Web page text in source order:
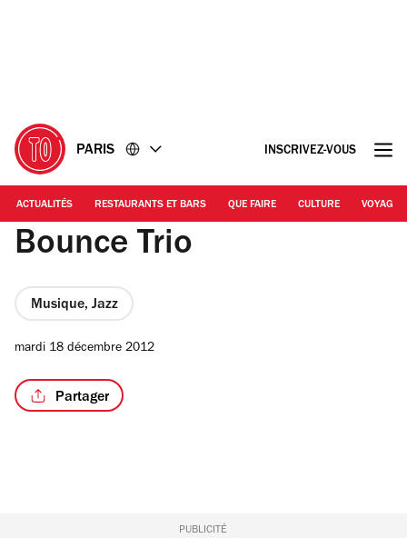
PARIS INSCRIVEZ-VOUS
ACTUALITÉS RESTAURANTS ET BARS QUE FAIRE CULTURE VOYAGE
Bounce Trio
Musique, Jazz
mardi 18 décembre 2012
Partager
PUBLICITÉ